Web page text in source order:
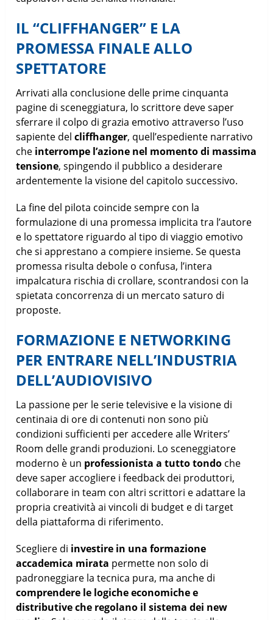
IL “CLIFFHANGER” E LA
PROMESSA FINALE ALLO
SPETTATORE
Arrivati alla conclusione delle prime cinquanta
pagine di sceneggiatura, lo scrittore deve saper
sferrare il colpo di grazia emotivo attraverso l’uso
sapiente delcliffhanger, quell’espediente narrativo
che interrompe l’azione nel momento di massima
tensione, spingendo il pubblico a desiderare
ardentemente la visione del capitolo successivo.
La fine del pilota coincide sempre con la
formulazione di una promessa implicita tra l’autore
e lo spettatore riguardo al tipo di viaggio emotivo
che si apprestano a compiere insieme. Se questa
promessa risulta debole o confusa, l’intera
impalcatura rischia di crollare, scontrandosi con la
spietata concorrenza di un mercato saturo di
proposte.
FORMAZIONE E NETWORKING
PER ENTRARE NELL’INDUSTRIA
DELL’AUDIOVISIVO
La passione per le serie televisive e la visione di
centinaia di ore di contenuti non sono più
condizioni sufficienti per accedere alle Writers’
Room delle grandi produzioni. Lo sceneggiatore
moderno è un professionista a tutto tondo che
deve saper accogliere i feedback dei produttori,
collaborare in team con altri scrittori e adattare la
propria creatività ai vincoli di budget e di target
della piattaforma di riferimento.
Scegliere di investire in una formazione
accademica mirata permette non solo di
padroneggiare la tecnica pura, ma anche di
comprendere le logiche economiche e
distributive che regolano il sistema dei new